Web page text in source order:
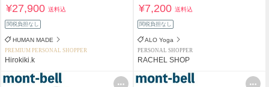
¥27,900送料込
関税負担なし
HUMAN MADE
PREMIUM PERSONAL SHOPPER
Hirokiki.k
¥7,200送料込
関税負担なし
ALO Yoga
PERSONAL SHOPPER
RACHEL SHOP